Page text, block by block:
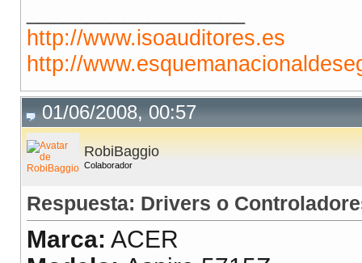
http://www.isoauditores.es
http://
01/06/2008, 00:57
RobiBaggio
Colaborador
Respuesta: Drivers o
Marca: ACER